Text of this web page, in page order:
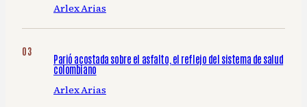
Arlex Arias
Parió acostada sobre el asfalto, el reflejo del sistema de salud
colombiano
Arlex Arias